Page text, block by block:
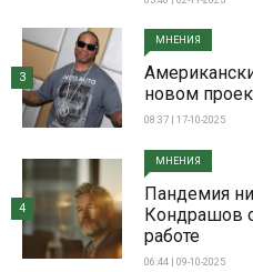
МНЕНИЯ
новом
08:37 | 17-10-2025
3
МНЕНИЯ
Пандемия
Кондрашов
работе
06:44 | 09-10-2025
4